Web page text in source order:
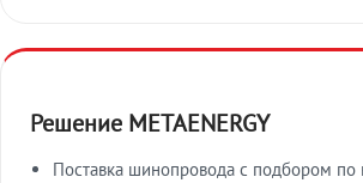
Решение METAENERGY
Поставка шинопровода с подбором по